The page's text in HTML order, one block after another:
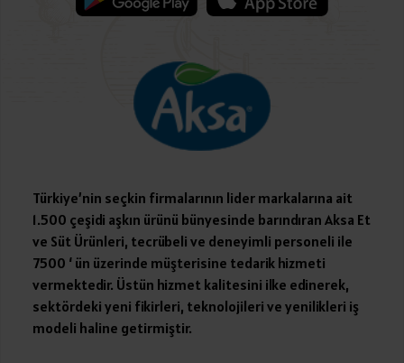
Türkiye’nin seçkin firmalarının lider markalarına ait
1.500 çeşidi aşkın ürünü bünyesinde barındıran Aksa Et
ve Süt Ürünleri, tecrübeli ve deneyimli personeli ile
7500 ‘ ün üzerinde müşterisine tedarik hizmeti
vermektedir. Üstün hizmet kalitesini ilke edinerek,
sektördeki yeni fikirleri, teknolojileri ve yenilikleri iş
modeli haline getirmiştir.